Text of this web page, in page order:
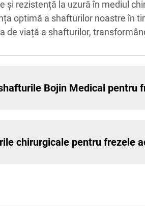
și rezistență la uzură în mediul
optimă a shafturilor noastre în
de viață a shafturilor,
Bojin Medical
chirurgicale pentru frezele